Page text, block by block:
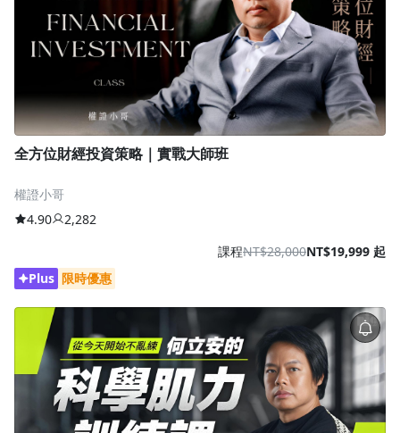
全方位財經投資策略｜實戰大師班
權證小哥
4.90
2,282
課程NT$28,000NT$19,999 起
Plus 限時優惠